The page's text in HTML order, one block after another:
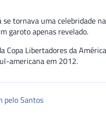
tornava uma celebridade
garoto apenas revelado.
Copa Libertadores da
americana em 2012.
pelo Santos